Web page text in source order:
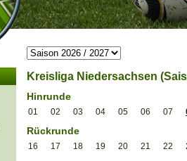
Kreisliga Niedersachsen
Hinrunde
01 02 03 04 05 06 07
Rückrunde
16 17 18 19 20 21 22